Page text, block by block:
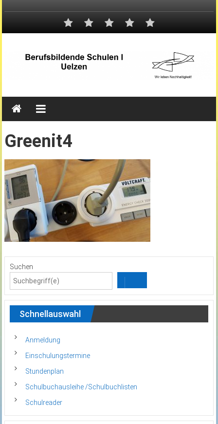
Greenit4
Suchen
Schnellauswahl
Anmeldung
Einschulungstermine
Stundenplan
Schulbuchausleihe /Schulbuchlisten
Schulreader